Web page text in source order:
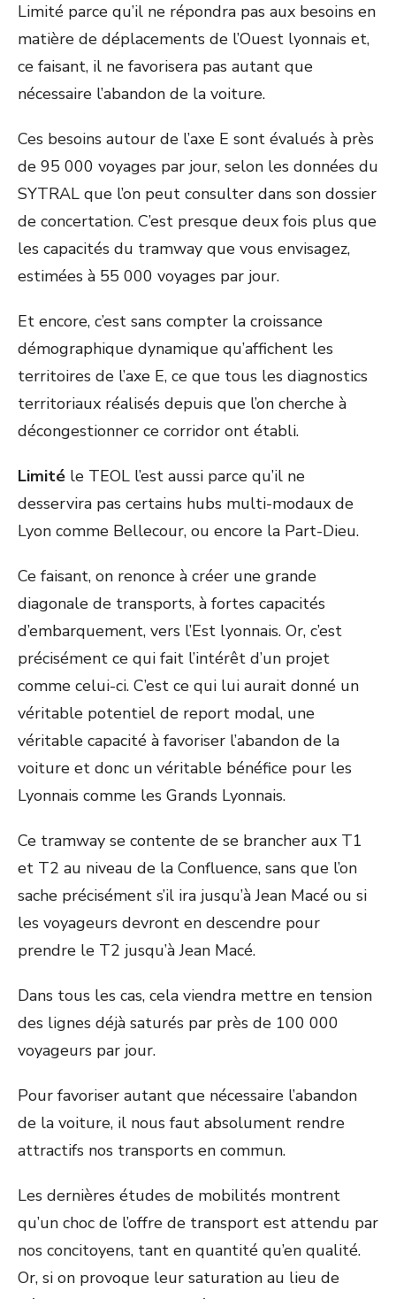
Limité parce qu’il ne répondra pas aux besoins en
matière de déplacements de l’Ouest lyonnais et,
ce faisant, il ne favorisera pas autant que
nécessaire l’abandon de la voiture.
Ces besoins autour de l’axe E sont évalués à près
de 95 000 voyages par jour, selon les données du
SYTRAL que l’on peut consulter dans son dossier
de concertation. C’est presque deux fois plus que
les capacités du tramway que vous envisagez,
estimées à 55 000 voyages par jour.
Et encore, c’est sans compter la croissance
démographique dynamique qu’affichent les
territoires de l’axe E, ce que tous les diagnostics
territoriaux réalisés depuis que l’on cherche à
décongestionner ce corridor ont établi.
Limité le TEOL l’est aussi parce qu’il ne
desservira pas certains hubs multi-modaux de
Lyon comme Bellecour, ou encore la Part-Dieu.
Ce faisant, on renonce à créer une grande
diagonale de transports, à fortes capacités
d’embarquement, vers l’Est lyonnais. Or, c’est
précisément ce qui fait l’intérêt d’un projet
comme celui-ci. C’est ce qui lui aurait donné un
véritable potentiel de report modal, une
véritable capacité à favoriser l’abandon de la
voiture et donc un véritable bénéfice pour les
Lyonnais comme les Grands Lyonnais.
Ce tramway se contente de se brancher aux T1
et T2 au niveau de la Confluence, sans que l’on
sache précisément s’il ira jusqu’à Jean Macé ou si
les voyageurs devront en descendre pour
prendre le T2 jusqu’à Jean Macé.
Dans tous les cas, cela viendra mettre en tension
des lignes déjà saturés par près de 100 000
voyageurs par jour.
Pour favoriser autant que nécessaire l’abandon
de la voiture, il nous faut absolument rendre
attractifs nos transports en commun.
Les dernières études de mobilités montrent
qu’un choc de l’offre de transport est attendu par
nos concitoyens, tant en quantité qu’en qualité.
Or, si on provoque leur saturation au lieu de